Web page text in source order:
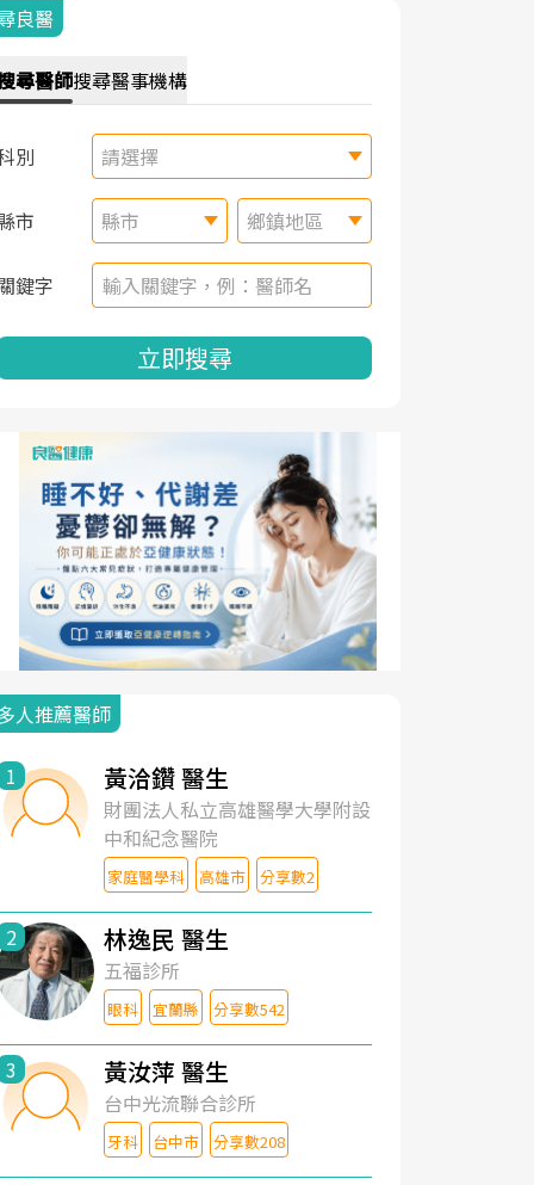
良醫
尋醫師搜尋醫事機構
別 請選擇
市 縣市 鄉鎮地區
鍵字
立即搜尋
人推薦醫師
1 黃洽鑽 醫生
財團法人私立高雄醫學大學附設
中和紀念醫院
家庭醫學科 高雄市 分享數2
2 林逸民 醫生
五福診所
眼科 宜蘭縣 分享數542
3 黃汝萍 醫生
台中光流聯合診所
牙科 台中市 分享數208